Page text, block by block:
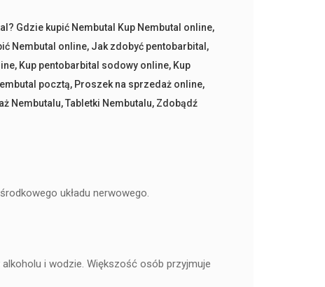
Gdzie kupić Nembutal Kup Nembutal online,
Nembutal online, Jak zdobyć pentobarbital ,
, Kup pentobarbital sodowy online, Kup
pocztą, Proszek na sprzedaż online,
Nembutalu,Tabletki Nembutalu, Zdobądź
układu nerwowego.
i wodzie. Większość osób przyjmuje